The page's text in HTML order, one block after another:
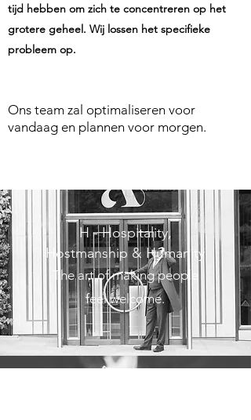
tijd hebben om zich te concentreren op het
grotere geheel. Wij lossen het specifieke
probleem op.
Ons team zal optimaliseren voor
vandaag en plannen voor morgen.
H - Hospitality,
Hostmanship & Humanity
The art of making people
feel welcome.